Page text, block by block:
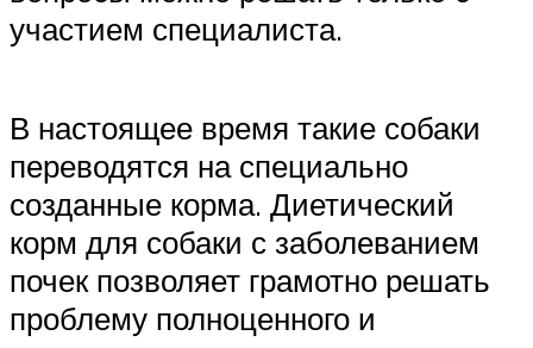
участием специалиста.
В настоящее время такие собаки
переводятся на специально
созданные корма. Диетический
корм для собаки с заболеванием
почек позволяет грамотно решать
проблему полноценного и